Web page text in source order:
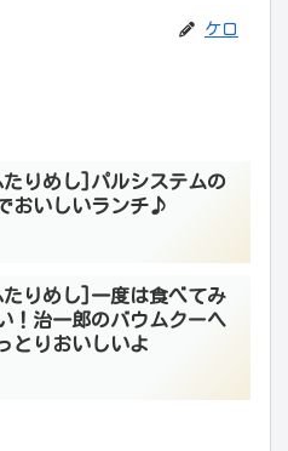
ケロ
たりめし]パルシステムの
おいしいランチ♪
たりめし]一度は食べてみ
！治一郎のバウムクーヘ
とりおいしいよ